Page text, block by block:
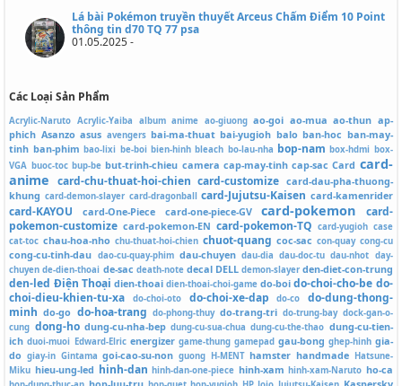
Lá bài Pokémon truyền thuyết Arceus Chấm Điểm 10 Point
thông tin d70 TQ 77 psa
01.05.2025 -
Các Loại Sản Phẩm
Acrylic-Naruto Acrylic-Yaiba album anime ao-giuong ao-goi ao-mua ao-thun ap-
phich Asanzo asus avengers bai-ma-thuat bai-yugioh balo ban-hoc ban-may-
tinh ban-phim bao-lixi be-boi bien-hinh bleach bo-lau-nha bop-nam box-hdmi box-
VGA buoc-toc bup-be but-trinh-chieu camera cap-may-tinh cap-sac Card card-
anime card-chu-thuat-hoi-chien card-customize card-dau-pha-thuong-
khung card-demon-slayer card-dragonball card-Jujutsu-Kaisen card-kamenrider
card-KAYOU card-One-Piece card-one-piece-GV card-pokemon
card-
pokemon-customize card-pokemon-EN card-pokemon-TQ card-yugioh case
cat-toc chau-hoa-nho chu-thuat-hoi-chien chuot-quang coc-sac con-quay cong-cu
cong-cu-tinh-dau dao-cu-quay-phim dau-chuyen dau-dia dau-doc-tu dau-nhot day-
chuyen de-dien-thoai de-sac death-note decal DELL demon-slayer den-diet-con-trung
den-led Điện Thoại dien-thoai dien-thoai-choi-game do-boi do-choi-cho-be do-
choi-dieu-khien-tu-xa
do-choi-oto do-choi-xe-dap do-co
do-dung-thong-
minh do-go do-hoa-trang do-phong-thuy do-trang-tri do-trung-bay dock-gan-o-
cung dong-ho dung-cu-nha-bep dung-cu-sua-chua dung-cu-the-thao dung-cu-tien-
ich duoi-muoi Edward-Elric energizer game-thung gamepad gau-bong ghep-hinh gia-
do giay-in Gintama goi-cao-su-non guong H-MENT hamster handmade Hatsune-
Miku hieu-ung-led hinh-dan hinh-dan-one-piece hinh-xam hinh-xam-Naruto ho-ca